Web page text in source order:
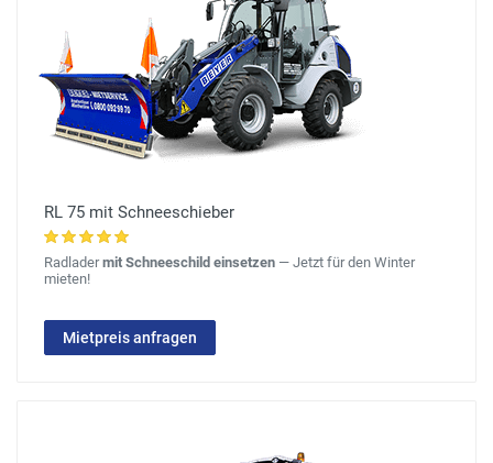
RL 75 mit Schneeschieber
Radladermit Schneeschild einsetzen — Jetzt für den Winter
mieten!
Mietpreis anfragen